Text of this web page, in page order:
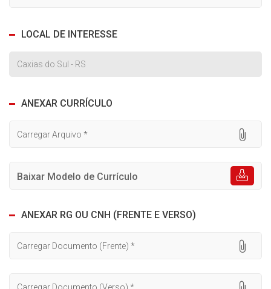
LOCAL DE INTERESSE
ANEXAR CURRÍCULO
Carregar Arquivo *
Baixar Modelo de Currículo
ANEXAR RG OU CNH (FRENTE E VERSO)
Carregar Documento (Frente) *
Carregar Documento (Verso) *